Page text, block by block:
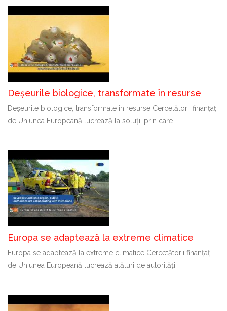
Deșeurile biologice, transformate în resurse
Deșeurile biologice, transformate în resurse Cercetătorii finanțați
de Uniunea Europeană lucrează la soluții prin care
Europa se adaptează la extreme climatice
Europa se adaptează la extreme climatice Cercetătorii finanțați
de Uniunea Europeană lucrează alături de autorități